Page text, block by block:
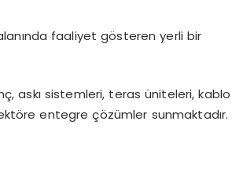
faaliyet gösteren yerli bir
askı sistemleri, teras üniteleri, kablo
entegre çözümler sunmaktadır.